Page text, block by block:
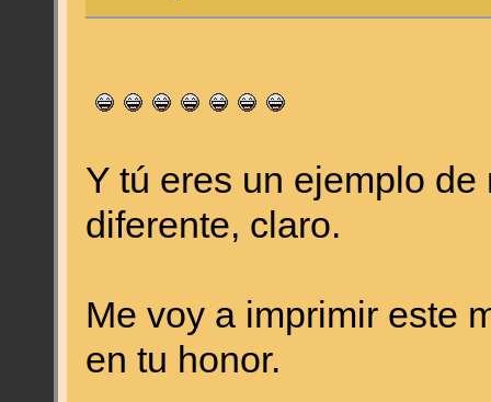
Y tú eres un ejemplo
diferente, claro.
Me voy a imprimir este
en tu honor.